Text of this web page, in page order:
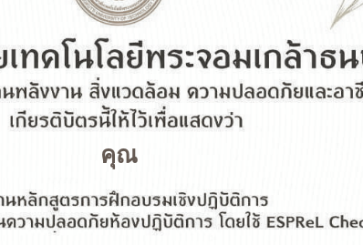
คุณ